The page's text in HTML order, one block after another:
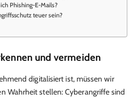
Phishing-E-Mails?
teuer sein?
und vermeiden
digitalisiert ist, müssen wir
Wahrheit stellen: Cyberangriffe sind